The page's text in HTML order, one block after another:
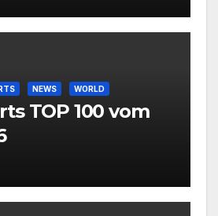
NEWS WORLD
TOP 100 vom